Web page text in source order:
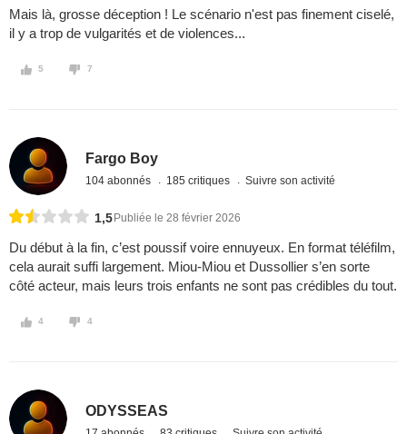
Mais là, grosse déception ! Le scénario n'est pas finement ciselé,
il y a trop de vulgarités et de violences...
5 7
Fargo Boy
104 abonnés 185 critiques Suivre son activité
1,5 Publiée le 28 février 2026
Du début à la fin, c’est poussif voire ennuyeux. En format téléfilm,
cela aurait suffi largement. Miou-Miou et Dussollier s’en sorte
côté acteur, mais leurs trois enfants ne sont pas crédibles du tout.
4 4
ODYSSEAS